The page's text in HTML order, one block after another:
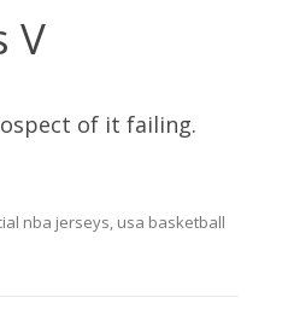
V
of it failing.
nba jerseys, usa basketball